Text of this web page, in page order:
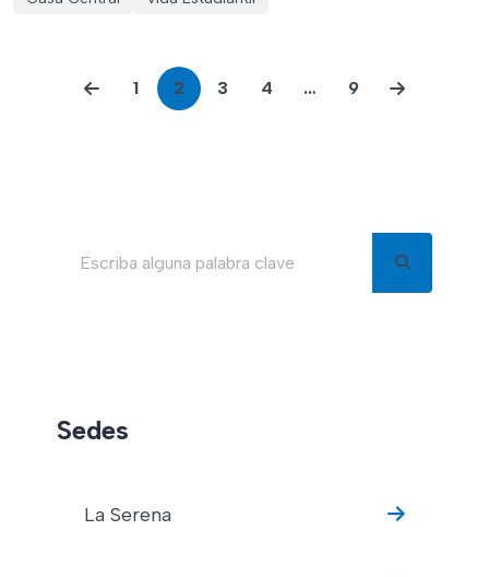
1 2 3 4 … 9
Buscar en el blog
Sedes
La Serena